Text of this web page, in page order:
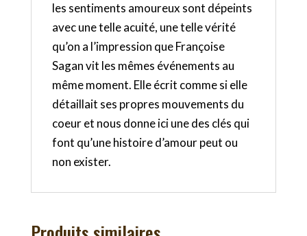
les sentiments amoureux sont dépeints
avec une telle acuité, une telle vérité
qu’on a l’impression que Françoise
Sagan vit les mêmes événements au
même moment. Elle écrit comme si elle
détaillait ses propres mouvements du
coeur et nous donne ici une des clés qui
font qu’une histoire d’amour peut ou
non exister.